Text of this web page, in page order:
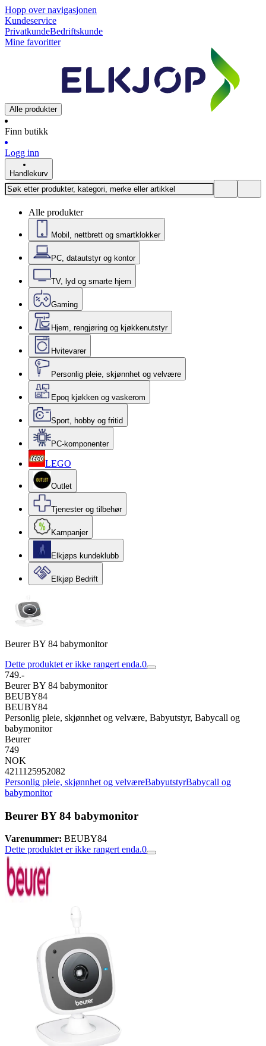
Hopp over navigasjonen
Kundeservice
PrivatkundeBedriftskunde
Mine favoritter
Alle produkter
Finn butikk
Logg inn
Handlekurv
Alle produkter
Mobil, nettbrett og smartklokker
PC, datautstyr og kontor
TV, lyd og smarte hjem
Gaming
Hjem, rengjøring og kjøkkenutstyr
Hvitevarer
Personlig pleie, skjønnhet og velvære
Epoq kjøkken og vaskerom
Sport, hobby og fritid
PC-komponenter
LEGO
Outlet
Tjenester og tilbehør
Kampanjer
Elkjøps kundeklubb
Elkjøp Bedrift
Beurer BY 84 babymonitor
Dette produktet er ikke rangert enda.0
749.-
Beurer BY 84 babymonitor
BEUBY84
BEUBY84
Personlig pleie, skjønnhet og velvære, Babyutstyr, Babycall og
babymonitor
Beurer
749
NOK
4211125952082
Personlig pleie, skjønnhet og velværeBabyutstyrBabycall og
babymonitor
Beurer BY 84 babymonitor
Varenummer: BEUBY84
Dette produktet er ikke rangert enda.0